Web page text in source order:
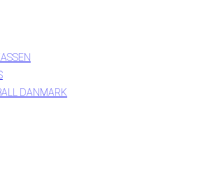
DANMARK